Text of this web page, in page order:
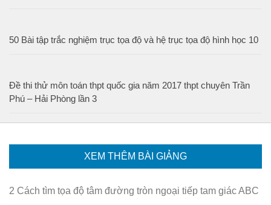
50 Bài tập trắc nghiệm trục tọa độ và hệ trục tọa độ hình học 10
Đề thi thử môn toán thpt quốc gia năm 2017 thpt chuyên Trần
Phú – Hải Phòng lần 3
XEM THÊM BÀI GIẢNG
2 Cách tìm tọa độ tâm đường tròn ngoại tiếp tam giác ABC